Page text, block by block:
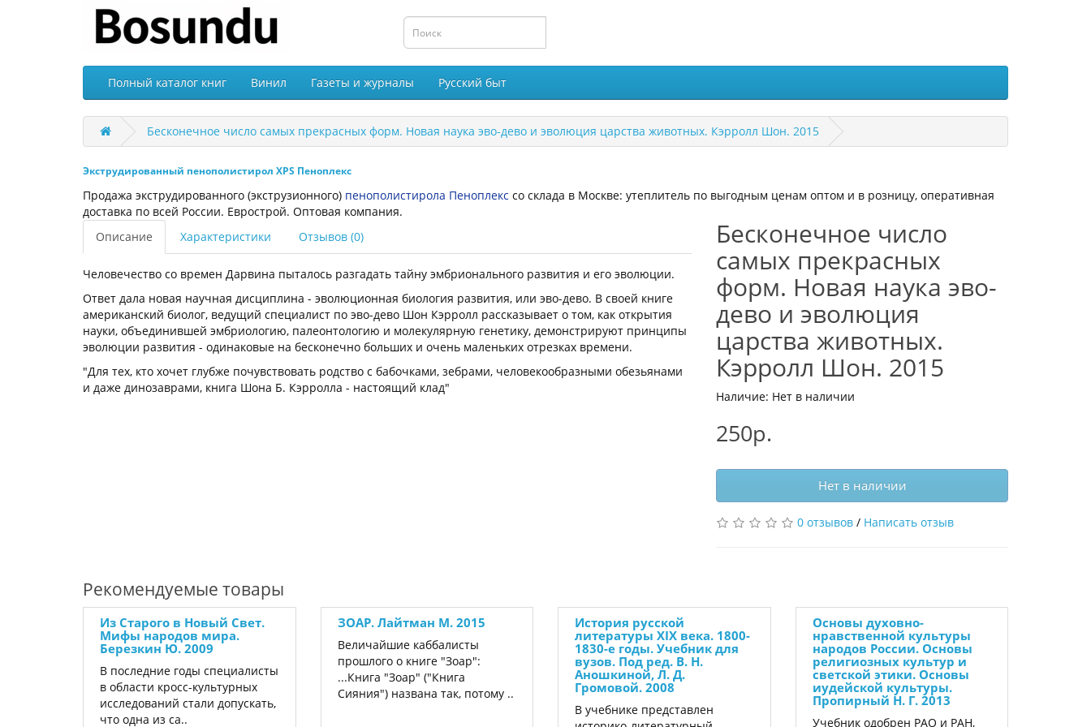
Полный каталог книг Винил Газеты и журналы Русский быт
Бесконечное число самых прекрасных форм. Новая наука эво-дево и эволюция царства животных. Кэрролл Шон. 2015
Экструдированный пенополистирол XPS Пеноплекс
Продажа экструдированного (экструзионного) пенополистирола Пеноплекс со склада в Москве: утеплитель по выгодным ценам оптом и в розницу, оперативная
доставка по всей России. Еврострой. Оптовая компания.
Описание
Характеристики Отзывов (0)
Человечество со времен Дарвина пыталось разгадать тайну эмбрионального развития и его эволюции.
Ответ дала новая научная дисциплина - эволюционная биология развития, или эво-дево. В своей книге
американский биолог, ведущий специалист по эво-дево Шон Кэрролл рассказывает о том, как открытия
науки, объединившей эмбриологию, палеонтологию и молекулярную генетику, демонстрируют принципы
эволюции развития - одинаковые на бесконечно больших и очень маленьких отрезках времени.
"Для тех, кто хочет глубже почувствовать родство с бабочками, зебрами, человекообразными обезьянами
и даже динозаврами, книга Шона Б. Кэрролла - настоящий клад"
Бесконечное число
самых прекрасных
форм. Новая наука эво-
дево и эволюция
царства животных.
Кэрролл Шон. 2015
Наличие: Нет в наличии
250р.
Нет в наличии
0 отзывов / Написать отзыв
Рекомендуемые товары
Из Старого в Новый Свет.
Мифы народов мира.
Березкин Ю. 2009
В последние годы специалисты
в области кросс-культурных
исследований стали допускать,
что одна из са..
ЗОАР. Лайтман М. 2015
Величайшие каббалисты
прошлого о книге "Зоар":
...Книга "Зоар" ("Книга
Сияния") названа так, потому ..
История русской
литературы XIX века. 1800-
1830-е годы. Учебник для
вузов. Под ред. В. Н.
Аношкиной, Л. Д.
Громовой. 2008
В учебнике представлен
Основы духовно-
нравственной культуры
народов России. Основы
религиозных культур и
светской этики. Основы
иудейской культуры.
Пропирный Н. Г. 2013
Учебник одобрен РАО и РАН,